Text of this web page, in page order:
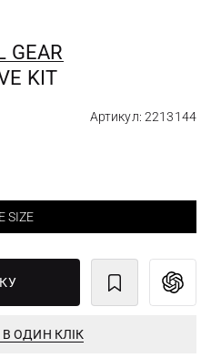
GEAR
KIT
Артикул: 2213144
SIZE
ОДИН КЛІК